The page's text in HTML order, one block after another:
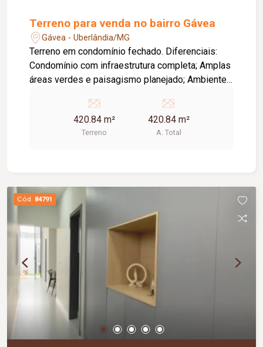
Terreno para venda no bairro Gávea
Gávea - Uberlândia/MG
Terreno em condomínio fechado. Diferenciais:
Condomínio com infraestrutura completa; Amplas
áreas verdes e paisagismo planejado; Ambiente
Excelente opção para construção residencial;
Local com alto potencial de valorização
420.84 m²
Terreno
420.84 m²
A. Total
Cód. 84791